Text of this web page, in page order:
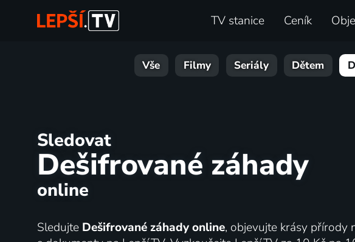
TV stanice Ceník
Vše Filmy Seriály Dětem
Sledovat
Dešifrované záhady
online
Sledujte Dešifrované záhady online, objevujte krásy přírody